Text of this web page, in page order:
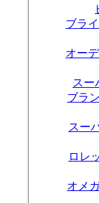
ブラ
オー
スー
ブラ
スー
ロレ
オメ